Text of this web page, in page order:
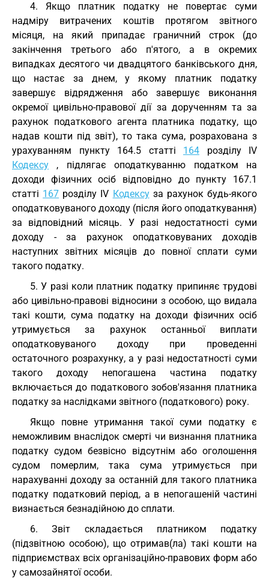
4. Якщо платник податку не повертає суми
надміру витрачених коштів протягом звітного
місяця, на який припадає граничний строк (до
закінчення третього або п'ятого, а в окремих
випадках десятого чи двадцятого банківського дня,
що настає за днем, у якому платник податку
завершує відрядження або завершує виконання
окремої цивільно-правової дії за дорученням та за
рахунок податкового агента платника податку, що
надав кошти під звіт), то така сума, розрахована з
урахуванням пункту 164.5 статті 164 розділу IV
Кодексу , підлягає оподаткуванню податком на
доходи фізичних осіб відповідно до пункту 167.1
статті 167 розділу IV Кодексуза рахунок будь-якого
оподатковуваного доходу (після його оподаткування)
за відповідний місяць. У разі недостатності суми
доходу - за рахунок оподатковуваних доходів
наступних звітних місяців до повної сплати суми
такого податку.
5. У разі коли платник податку припиняє трудові
або цивільно-правові відносини з особою, що видала
такі кошти, сума податку на доходи фізичних осіб
утримується за рахунок останньої виплати
оподатковуваного доходу при проведенні
остаточного розрахунку, а у разі недостатності суми
такого доходу непогашена частина податку
включається до податкового зобов'язання платника
податку за наслідками звітного (податкового) року.
Якщо повне утримання такої суми податку є
неможливим внаслідок смерті чи визнання платника
податку судом безвісно відсутнім або оголошення
судом померлим, така сума утримується при
нарахуванні доходу за останній для такого платника
податку податковий період, а в непогашеній частині
визнається безнадійною до сплати.
6. Звіт складається платником податку
(підзвітною особою), що отримав(ла) такі кошти на
підприємствах всіх організаційно-правових форм або
у самозайнятої особи.